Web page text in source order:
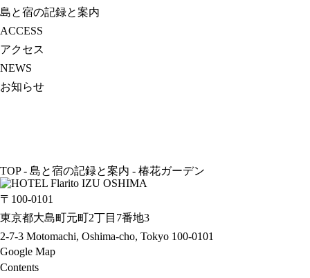
島と宿の記録と案内
ACCESS
アクセス
NEWS
お知らせ
TOP - 島と宿の記録と案内 - 椿花ガーデン
〒100-0101
東京都大島町元町2丁目7番地3
2-7-3 Motomachi, Oshima-cho, Tokyo 100-0101
Google Map
Contents